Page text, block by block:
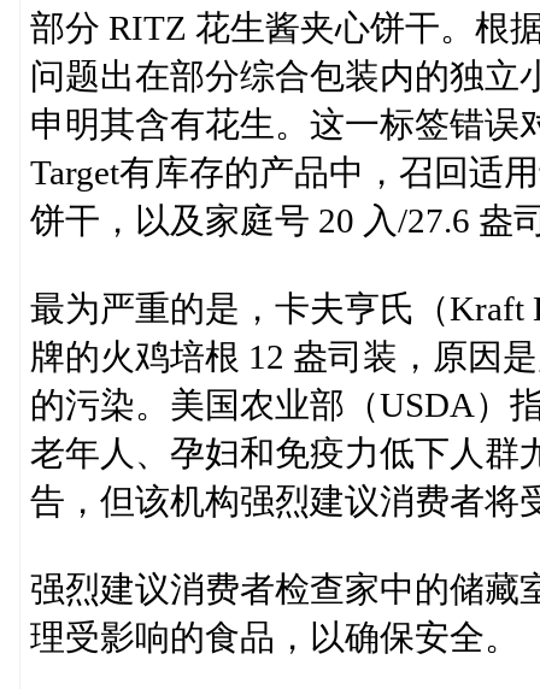
部分 RITZ 花生酱夹心饼干。根
问题出在部分综合包装内的独立
申明其含有花生。这一标签错误
Target有库存的产品中，召回适
饼干，以及家庭号 20 入/27.6 盎
最为严重的是，卡夫亨氏（Kraft
牌的火鸡培根 12 盎司装，原因
的污染。美国农业部（USDA）
老年人、孕妇和免疫力低下人群
告，但该机构强烈建议消费者将
强烈建议消费者检查家中的储藏
理受影响的食品，以确保安全。